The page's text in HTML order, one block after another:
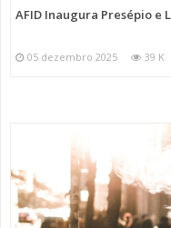
AFID Inaugura Presépio e
05 dezembro 2025 39 K